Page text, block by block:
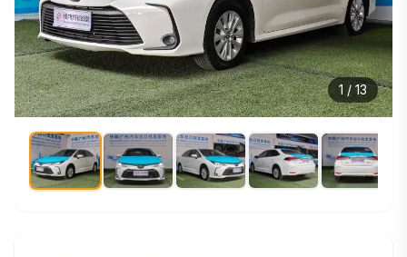
1 / 13